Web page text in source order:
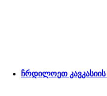
ჩრდილოეთ